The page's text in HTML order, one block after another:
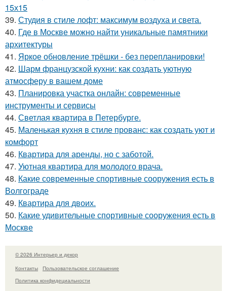
15х15
39. Студия в стиле лофт: максимум воздуха и света.
40. Где в Москве можно найти уникальные памятники
архитектуры
41. Яркое обновление трёшки - без перепланировки!
42. Шарм французской кухни: как создать уютную
атмосферу в вашем доме
43. Планировка участка онлайн: современные
инструменты и сервисы
44. Светлая квартира в Петербурге.
45. Маленькая кухня в стиле прованс: как создать уют и
комфорт
46. Квартира для аренды, но с заботой.
47. Уютная квартира для молодого врача.
48. Какие современные спортивные сооружения есть в
Волгограде
49. Квартира для двоих.
50. Какие удивительные спортивные сооружения есть в
Москве
© 2026 Интерьер и декор
Контакты
Пользовательское соглашение
Политика конфидециальности